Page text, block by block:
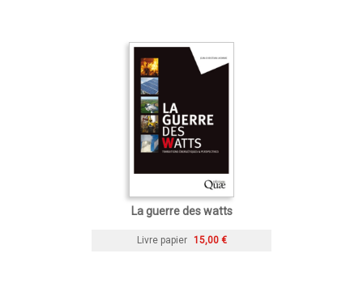
La guerre des watts
Livre papier 15,00 €